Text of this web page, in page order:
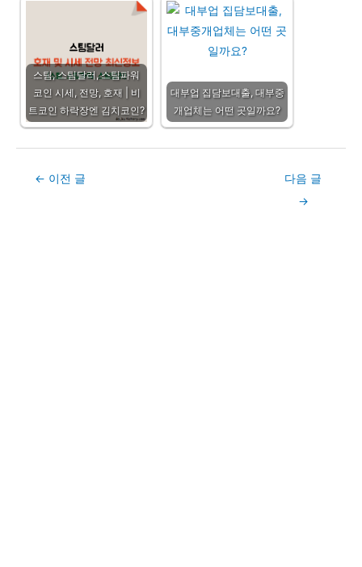
스팀, 스팀달러, 스팀파워
코인 시세, 전망, 호재 | 비
트코인 하락장엔 김치코인?
대부업 집담보대출, 대부중
개업체는 어떤 곳일까요?
Post← 이전 글
다음 글
→